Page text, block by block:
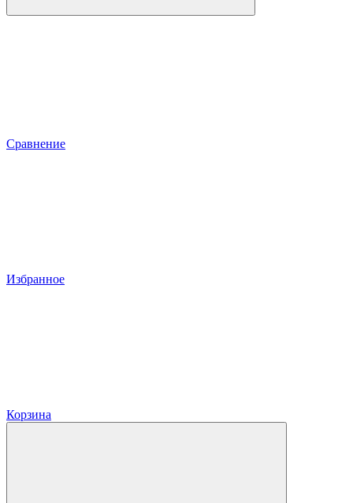
Сравнение
Избранное
Корзина